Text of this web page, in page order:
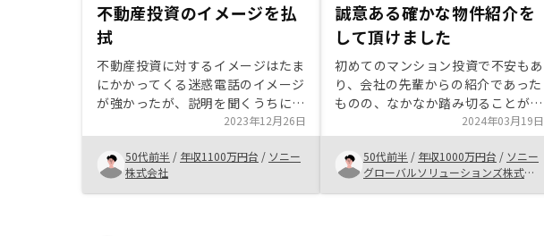
不動産投資のイメージを払
拭
不動産投資に対するイメージはたま
にかかってくる迷惑電話のイメージ
が強かったが、説明を聞くうちに不
動産投資のリスクとメリットを理解
すれば問題ないと感じることが出来
た。また、RENOSYで紹介される物
件も非常に魅力的であった。
2023年12月26日
50代前半 / 年収1100万円台 / ソニー
株式会社
誠意ある確かな物件紹介を
して頂けました
初めてのマンション投資で不安もあ
り、会社の先輩からの紹介であった
ものの、なかなか踏み切ることがで
きませんでした。ところが、担当営
業さんの熱意ある丁寧な説明と確か
な物件紹介のおかげで、不安なく購
入することができました。購入後の
手続きにおける書類記載について、
2024年03月19日
50代前半 / 年収1000万円台 / ソニー
グローバルソリューションズ株式会